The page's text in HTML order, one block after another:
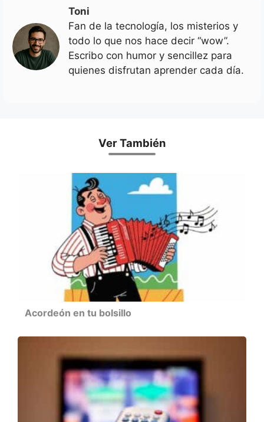
Toni
Fan de la tecnología, los misterios y
todo lo que nos hace decir “wow”.
Escribo con humor y sencillez para
quienes disfrutan aprender cada día.
Ver También
Acordeón en tu bolsillo